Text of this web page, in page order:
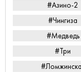
#Азино-2
#Чингиза
#Медведь
#Три